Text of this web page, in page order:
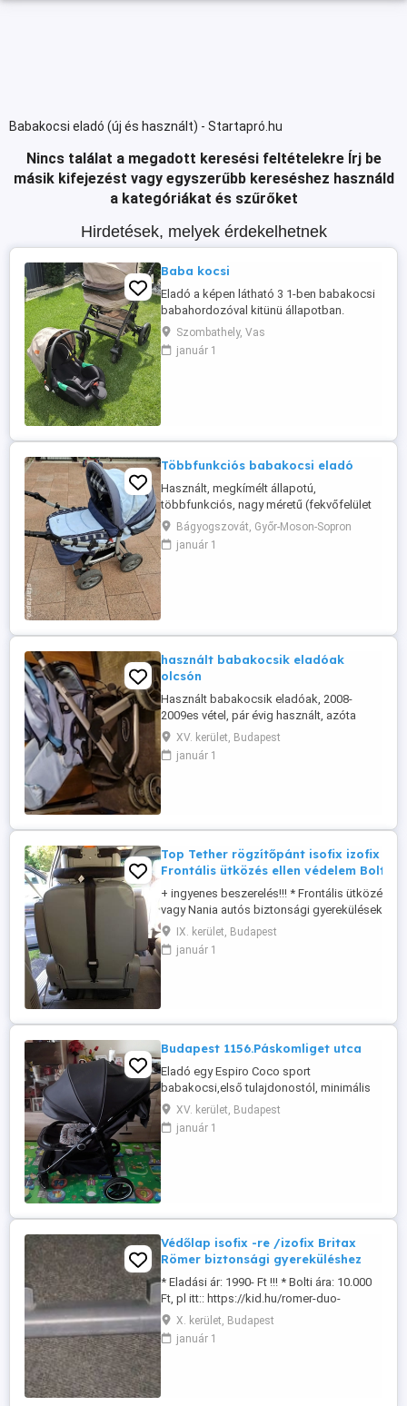
Babakocsi eladó (új és használt) - Startapró.hu
Nincs találat a megadott keresési feltételekre Írj be
másik kifejezést vagy egyszerűbb kereséshez használd
a kategóriákat és szűrőket
Hirdetések, melyek érdekelhetnek
Baba kocsi
Eladó a képen látható 3 1-ben babakocsi
babahordozóval kitünü állapotban.
Szombathely, Vas
január 1
Többfunkciós babakocsi eladó
Használt, megkímélt állapotú,
többfunkciós, nagy méretű (fekvőfelület
98x33 cm) babakocsi eladó, hozzá
tartozó mózeskosárral és táskával együtt
Összecsukható, később sportkocsinak is
Bágyogszovát, Győr-Moson-Sopron
január 1
használt babakocsik eladóak
olcsón
Használt babakocsik eladóak, 2008-
2009es vétel, pár évig használt, azóta
csak raktározva. Egy erős tisztítás rájuk
fér, de amúgy működőképesek teljesen,
több tartozékkal. Irányár 10 000Ft db.
XV. kerület, Budapest
január 1
Top Tether rögzítőpánt isofix izofix
Frontális ütközés ellen védelem BoltiÁr
+ ingyenes beszerelés!!! * Frontális ütközés
vagy Nania autós biztonsági gyerekülésekhez
isofixes gyereküléshez használható! * * Bolti
https://www.brendon.hu/britax-romer-top-
ovcsat-2425601?
IX. kerület, Budapest
január 1
Budapest 1156.Páskomliget utca
Eladó egy Espiro Coco sport
babakocsi,első tulajdonostól, minimális
karcolások.Esővédővel!
XV. kerület, Budapest
január 1
Védőlap isofix -re /izofix Britax
Römer biztonsági gyereküléshez
* Eladási ár: 1990- Ft !!! * Bolti ára: 10.000
Ft, pl itt:: https://kid.hu/romer-duo-
vedolap-isofix-re?site_language= Ha nem
isofixesként használjuk a gyerekülést
akkor lezárhatjuk az izofix csatlakozókat
X. kerület, Budapest
január 1